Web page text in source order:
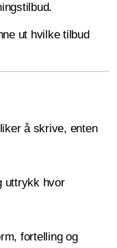
ut hvilke tilbud
å skrive, enten
uttrykk hvor
fortelling og